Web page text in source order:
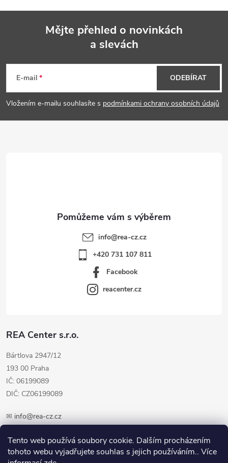
Tento web používá soubory cookie. Dalším procházením
tohoto webu vyjadřujete souhlas s jejich používáním.. Více
p
a
Mějte přehled o novinkách
a slevách
E-mail
Vložením e-mailu souhlasíte s podmínkami ochrany osobních údajů
ODEBÍRAT
REA Center s.r.o.
Bártlova 2947/12
193 00 Praha
IČ: 06199089
DIČ: CZ06199089
✉ info@rea-cz.cz
info@rea-cz.cz
+420 731 107 811
Facebook
reacenter.cz